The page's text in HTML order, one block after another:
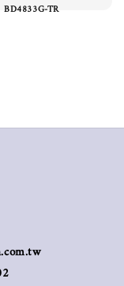
BD4833G-TR